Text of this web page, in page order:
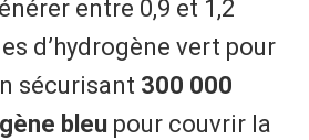
entre 0,9 et 1,2
d’hydrogène vert pour
sécurisant 300 000
bleu pour couvrir la